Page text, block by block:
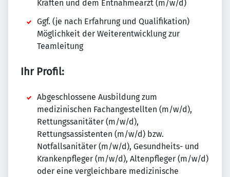
Kräften und dem Entnahmearzt (m/w/d)
Ggf. (je nach Erfahrung und Qualifikation)
Möglichkeit der Weiterentwicklung zur
Teamleitung
Ihr Profil:
Abgeschlossene Ausbildung zum
medizinischen Fachangestellten (m/w/d),
Rettungssanitäter (m/w/d),
Rettungsassistenten (m/w/d) bzw.
Notfallsanitäter (m/w/d), Gesundheits- und
Krankenpfleger (m/w/d), Altenpfleger (m/w/d)
oder eine vergleichbare medizinische